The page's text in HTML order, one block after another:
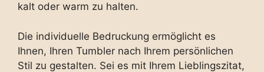
kalt oder warm zu halten.
Die individuelle Bedruckung ermöglicht es
Ihnen, Ihren Tumbler nach Ihrem persönlichen
Stil zu gestalten. Sei es mit Ihrem Lieblingszitat,